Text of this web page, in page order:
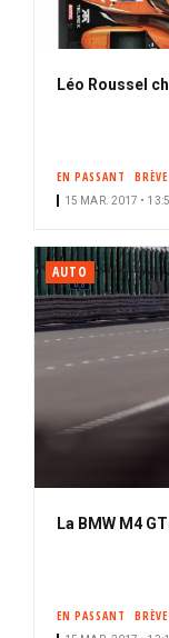
Léo Roussel
EN PASSANT BRÈVE
15 MAR. 2017 •
AUTO
La BMW M4
EN PASSANT BRÈVE